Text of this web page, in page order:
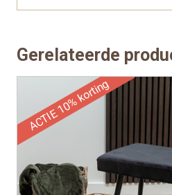
Gerelateerde
ACTIE 10% korting